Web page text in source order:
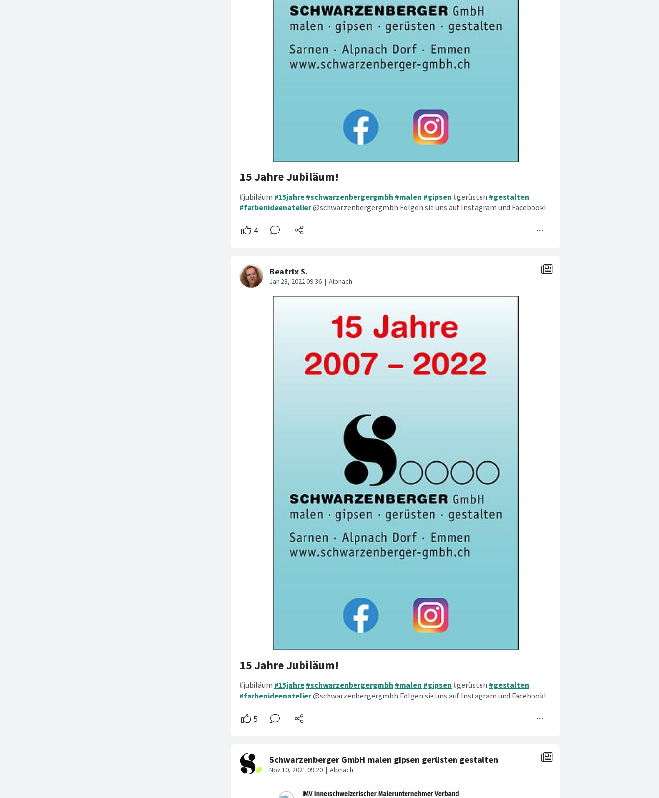
15 Jahre Jubiläum!
#jubiläum #15jahre #schwarzenbergergmbh #malen #gipsen #gerüsten #gestalten
#farbenideenatelier@schwarzenbergergmbh Folgen sie uns auf Instagram und Facebook!
15 Jahre Jubiläum!
#jubiläum #15jahre #schwarzenbergergmbh #malen #gipsen #gerüsten #gestalten
#farbenideenatelier@schwarzenbergergmbh Folgen sie uns auf Instagram und Facebook!